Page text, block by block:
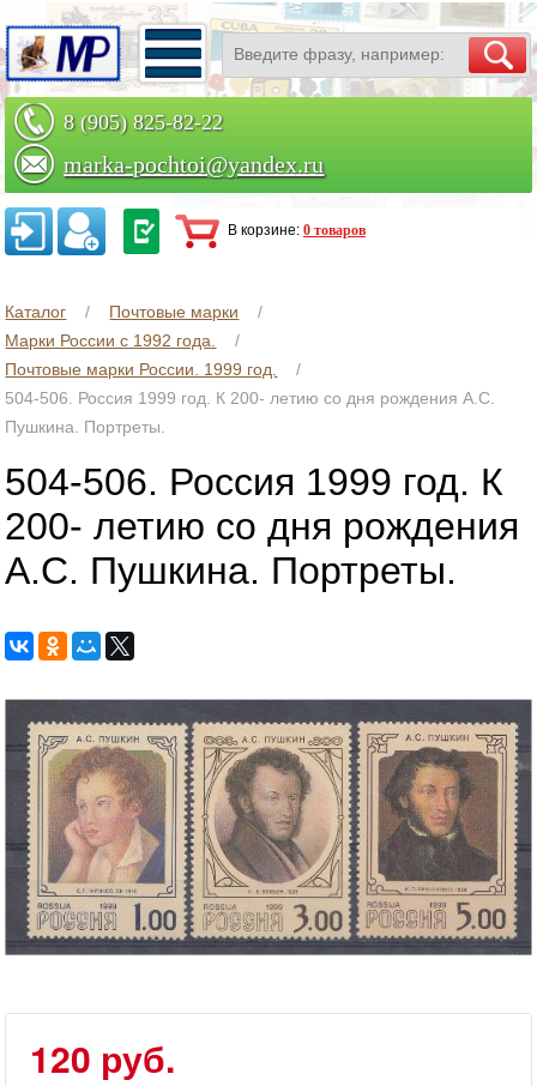
8 (905) 825-82-22
marka-pochtoi@yandex.ru
Заказать по телефону
В корзине: 0 товаров
Каталог
Почтовые марки
Марки России с 1992 года.
Почтовые марки России. 1999 год.
504-506. Россия 1999 год. К 200- летию со дня рождения А.С.
Пушкина. Портреты.
504-506. Россия 1999 год. К
200- летию со дня рождения
А.С. Пушкина. Портреты.
120 руб.